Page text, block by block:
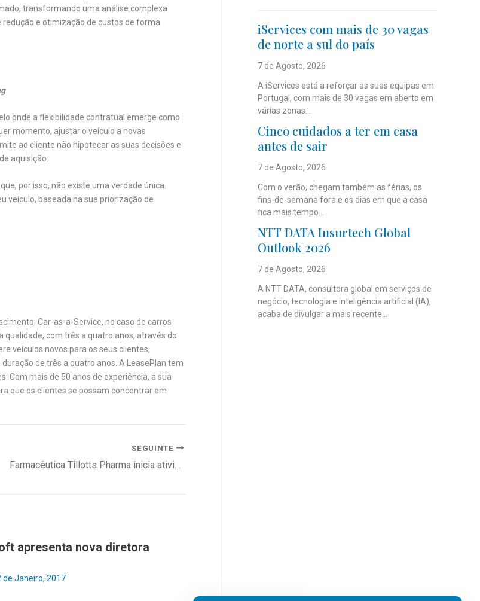
transformando uma análise complexa
e otimização de custos de forma
onde a flexibilidade contratual emerge como
momento, ajustar o veículo a novas
ao cliente não hipotecar as suas decisões e
aquisição.
por isso, não existe uma verdade única.
veículo, baseada na sua priorização de
Car-as-a-Service, no caso de carros
qualidade, com três a quatro anos, através do
veículos novos para os seus clientes,
de três a quatro anos. A LeasePlan tem
Com mais de 50 anos de experiência, a sua
que os clientes se possam concentrar em
SEGUINTE
apresenta nova diretora
de Janeiro, 2017
iServices com mais de 30 vagas
de norte a sul do país
7 de Agosto, 2026
A iServices está a reforçar as suas equipas em
Portugal, com mais de 30 vagas em aberto em
várias zonas...
Cinco cuidados a ter em casa
antes de sair
7 de Agosto, 2026
Com o verão, chegam também as férias, os
fins-de-semana fora e os dias em que a casa
fica mais tempo...
NTT DATA Insurtech Global
Outlook 2026
7 de Agosto, 2026
A NTT DATA, consultora global em serviços de
negócio, tecnologia e inteligência artificial (IA),
acaba de divulgar a mais recente...